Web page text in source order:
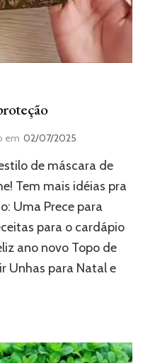
em 02/07/2025
de máscara de
Tem mais idéias pra
Uma Prece para
para o cardápio
ano novo Topo de
Unhas para Natal e